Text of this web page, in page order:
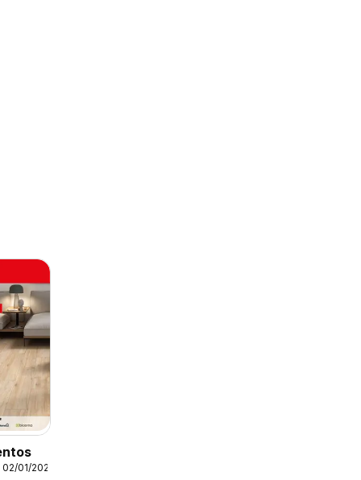
01/2026